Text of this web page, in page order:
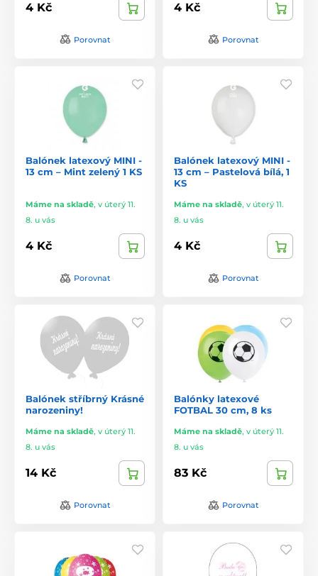
4 Kč
Porovnat
4 Kč
Porovnat
Balónek latexový MINI -
13 cm – Mint zelený 1 KS
Máme na skladě, v úterý 11.
8. u vás
4 Kč
Porovnat
Balónek latexový MINI -
13 cm – Pastelová bílá, 1
KS
Máme na skladě, v úterý 11.
8. u vás
4 Kč
Porovnat
Balónek stříbrný Krásné
narozeniny!
Máme na skladě, v úterý 11.
8. u vás
14 Kč
Porovnat
Balónky latexové
FOTBAL 30 cm, 8 ks
Máme na skladě, v úterý 11.
8. u vás
83 Kč
Porovnat